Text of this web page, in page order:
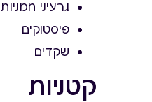
גרעיני חמניות
פיסטוקים
שקדים
קטניות